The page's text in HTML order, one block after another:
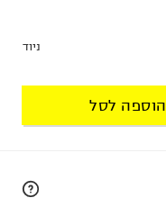
ניוד
הוספה לסל